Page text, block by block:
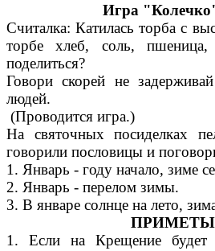
Игра
Считалка: Катилась торба с
торбе хлеб, соль,
поделиться?
Говори скорей не
людей.
(Проводится игра.)
На святочных посиделках
говорили пословицы и
1. Январь - году начало, зиме
2. Январь - перелом зимы.
3. В январе солнце на лето,
1. Если на Крещение будет